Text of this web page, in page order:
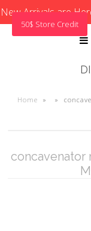
New Arrivals are
Home » »
concavenator
50$ Store Credit